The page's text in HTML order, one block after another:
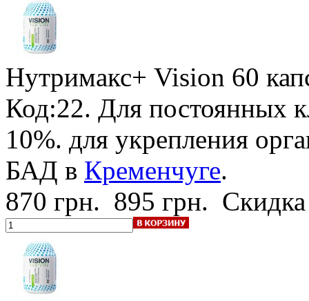
Нутримакс+ Vision 60
Код:22. Для постоянных
10%. для укрепления
БАД в Кременчуге.
870 грн. 895 грн.